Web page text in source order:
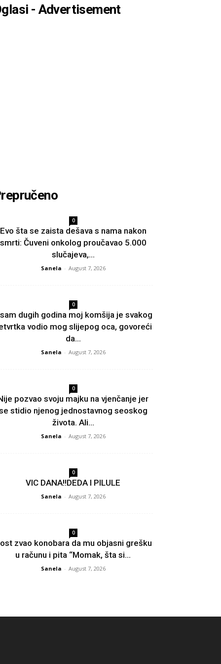
- Advertisement
0
Evo šta se zaista dešava s nama nakon
smrti: Čuveni onkolog proučavao 5.000
slučajeva,...
Sanela - August 7, 2026
0
dugih godina moj komšija je svakog
vodio mog slijepog oca, govoreći
da...
Sanela - August 7, 2026
0
pozvao svoju majku na vjenčanje jer
stidio njenog jednostavnog seoskog
života. Ali...
Sanela - August 7, 2026
0
VIC DANA!!DEDA I PILULE
Sanela - August 7, 2026
0
zvao konobara da mu objasni grešku
u računu i pita “Momak, šta si...
Sanela - August 7, 2026